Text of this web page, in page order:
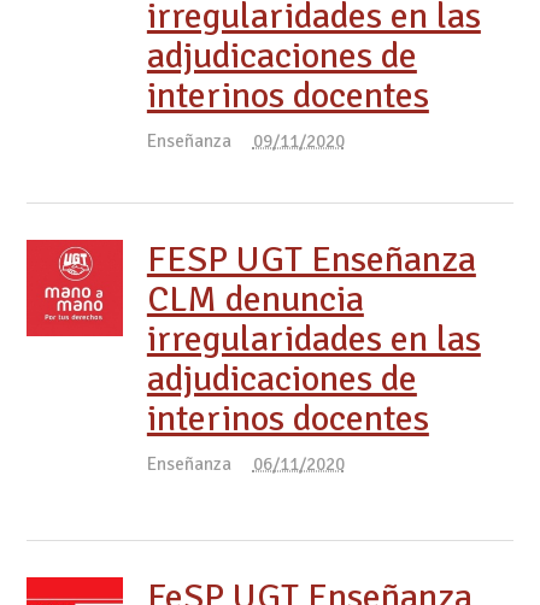
irregularidades en las
adjudicaciones de
interinos docentes
Enseñanza 09/11/2020
FESP UGT Enseñanza
CLM denuncia
irregularidades en las
adjudicaciones de
interinos docentes
Enseñanza 06/11/2020